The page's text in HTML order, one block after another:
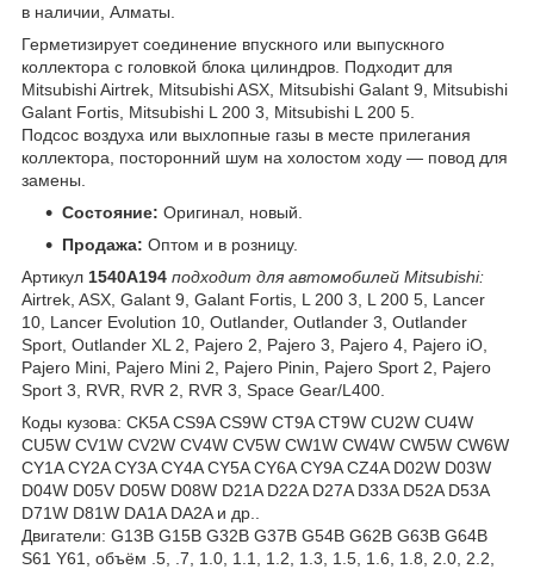
в наличии, Алматы.
Герметизирует соединение впускного или выпускного
коллектора с головкой блока цилиндров. Подходит для
Mitsubishi Airtrek, Mitsubishi ASX, Mitsubishi Galant 9, Mitsubishi
Galant Fortis, Mitsubishi L 200 3, Mitsubishi L 200 5.
Подсос воздуха или выхлопные газы в месте прилегания
коллектора, посторонний шум на холостом ходу — повод для
замены.
Состояние: Оригинал, новый.
Продажа: Оптом и в розницу.
Артикул 1540A194 подходит для автомобилей Mitsubishi:
Airtrek, ASX, Galant 9, Galant Fortis, L 200 3, L 200 5, Lancer
10, Lancer Evolution 10, Outlander, Outlander 3, Outlander
Sport, Outlander XL 2, Pajero 2, Pajero 3, Pajero 4, Pajero iO,
Pajero Mini, Pajero Mini 2, Pajero Pinin, Pajero Sport 2, Pajero
Sport 3, RVR, RVR 2, RVR 3, Space Gear/L400.
Коды кузова: CK5A CS9A CS9W CT9A CT9W CU2W CU4W
CU5W CV1W CV2W CV4W CV5W CW1W CW4W CW5W CW6W
CY1A CY2A CY3A CY4A CY5A CY6A CY9A CZ4A D02W D03W
D04W D05V D05W D08W D21A D22A D27A D33A D52A D53A
D71W D81W DA1A DA2A и др..
Двигатели: G13B G15B G32B G37B G54B G62B G63B G64B
S61 Y61, объём .5, .7, 1.0, 1.1, 1.2, 1.3, 1.5, 1.6, 1.8, 2.0, 2.2,